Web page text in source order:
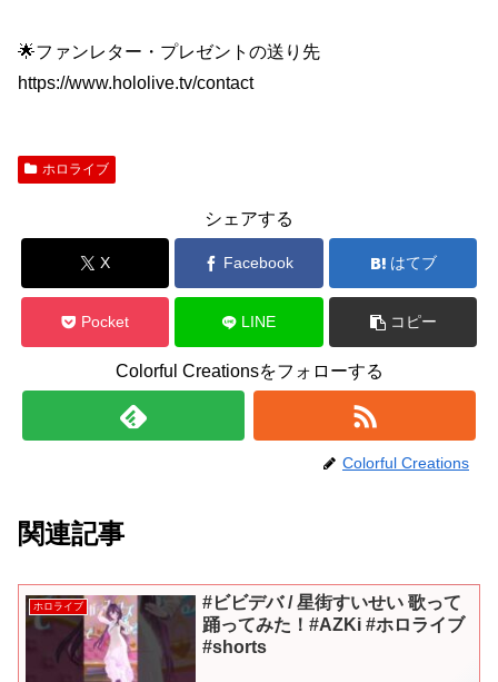
🌟ファンレター・プレゼントの送り先
https://www.hololive.tv/contact
ホロライブ
シェアする
X Facebook はてブ
Pocket LINE コピー
Colorful Creationsをフォローする
Colorful Creations
関連記事
ホロライブ
#ビビデバ / 星街すいせい 歌って
踊ってみた！#AZKi #ホロライブ
#shorts